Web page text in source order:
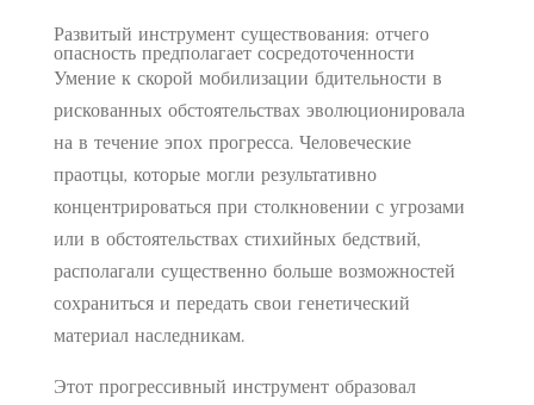
Развитый инструмент существования: отчего
опасность предполагает сосредоточенности
Умение к скорой мобилизации бдительности в
рискованных обстоятельствах эволюционировала
на в течение эпох прогресса. Человеческие
праотцы, которые могли результативно
концентрироваться при столкновении с угрозами
или в обстоятельствах стихийных бедствий,
располагали существенно больше возможностей
сохраниться и передать свои генетический
материал наследникам.
Этот прогрессивный инструмент образовал